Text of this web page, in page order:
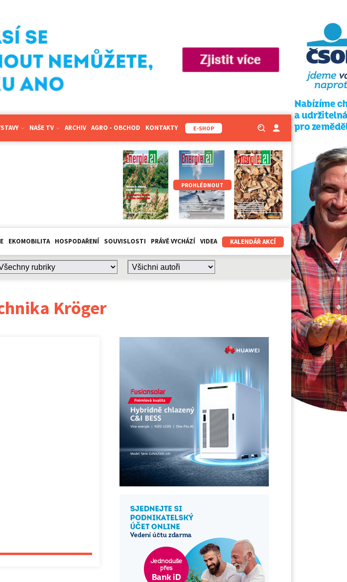
NAŠE TV ARCHIV AGRO - OBCHOD KONTAKTY E-SHOP
PROHLÉDNOUT
EKOMOBILITA HOSPODAŘENÍ SOUVISLOSTI PRÁVĚ VYCHÁZÍ VIDEA KALENDÁŘ AKCÍ
Kröger